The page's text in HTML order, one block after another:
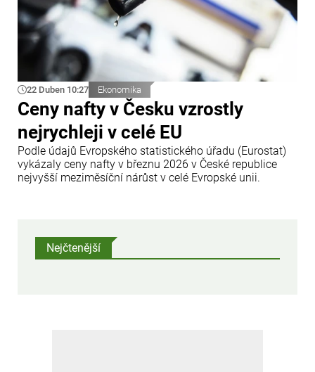
22 Duben 10:27 Ekonomika
Ceny nafty v Česku vzrostly
nejrychleji v celé EU
Podle údajů Evropského statistického úřadu (Eurostat)
vykázaly ceny nafty v březnu 2026 v České republice
nejvyšší meziměsíční nárůst v celé Evropské unii.
Nejčtenější